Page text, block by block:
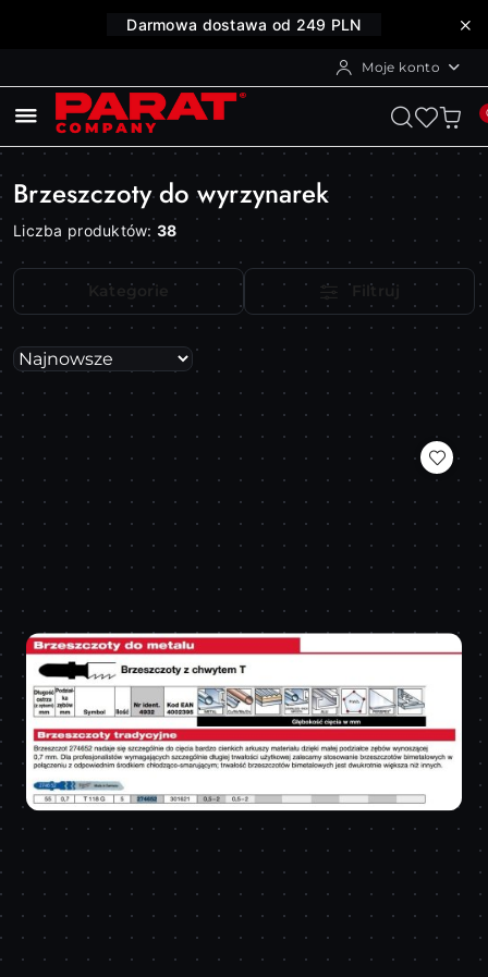
Przejdź do treści głównej
Przejdź do wyszukiwarki
Przejdź do moje konto
Przejdź do menu głównego
Przejdź do stopkiDarmowa dostawa od 249 PLN
Moje konto
Brzeszczoty do wyrzynarek
Liczba produktów:38
Kategorie Filtruj
Zastosowano
Najnowsze.
Sortuj